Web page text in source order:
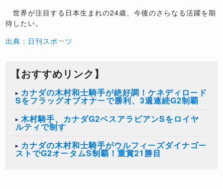
世界が注目する日本生まれの24歳、今後のさらなる活躍を期
待したい。
出典：日刊スポーツ
【おすすめリンク】
カナダの木村和士騎手が絶好調！ケネディロード
Sをフラッグオブオナーで勝利、3週連続G2制覇
木村騎手、カナダG2ベスアラビアンSをロイヤ
ルティで制す
カナダの木村和士騎手がウルフィーズダイナゴー
ストでG2オータムS制覇！重賞21勝目